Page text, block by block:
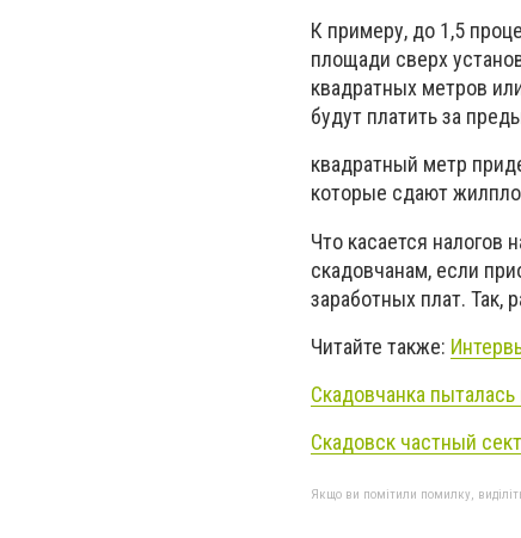
К примеру, до 1,5
площади сверх
квадратных метров
будут платить за
квадратный метр
которые сдают
Что касается налогов
скадовчанам, если
заработных плат. Так,
Читайте также:
Скадовчанка
Скадовск частный
Якщо ви помітили помилку,